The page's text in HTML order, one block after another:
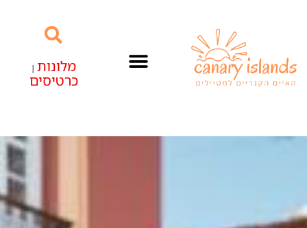
מלונות|
כרטיסים